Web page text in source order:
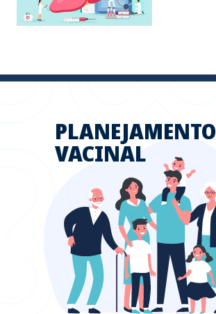
PLANEJAMENTO
VACINAL